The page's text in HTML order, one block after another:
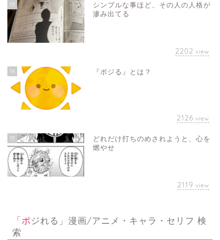
13
シンプルな事ほど、その人の人格が
滲み出てる
2202 view
14 『ポジる』とは？
2126 view
15
どれだけ打ちのめされようと、心を
燃やせ
2119 view
「ポジれる」漫画/アニメ・キャラ・セリフ 検
索